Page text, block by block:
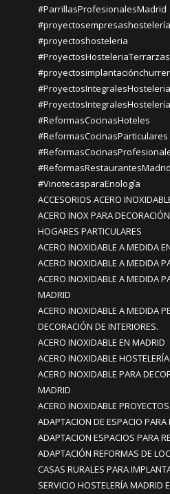
#ParrillasProfesionalesMadrid
#proyectosempresashostelería
#proyectoshosteleria
#ProyectosIntegralesHosteleria
#ReformasCocinasHoteles
#ReformasCocinasParticulares
#ReformasRestaurantesMadrid
#VinotecasparaEnología
ACCESORIOS ACERO
ACERO INOX PARA
HOGARES PARTICULARES
ACERO INOXIDABLE A MEDIDA
ACERO INOXIDABLE A MEDIDA
ACERO INOXIDABLE A MEDIDA
MADRID
ACERO INOXIDABLE A MEDIDA
DECORACIÓN DE INTERIORES.
ACERO INOXIDABLE EN MADRID
ACERO INOXIDABLE HOSTELERÍA
ACERO INOXIDABLE PARA
MADRID
ACERO INOXIDABLE PROYECTOS
ADAPTACION DE ESPACIO PARA
ADAPTACION ESPACIOS PARA
ADAPTACIÓN REFORMAS DE
CASAS RURALES PARA
SERVICIO HOSTELERÍA MADRID